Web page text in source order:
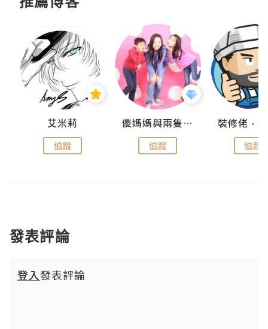
艾米莉
追蹤
儍媽媽與兩隻小魔怪之家
追蹤 追蹤
發表評論
登入發表評論